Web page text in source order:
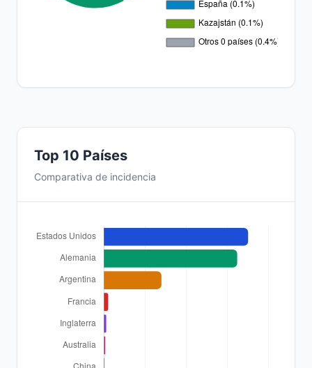
Top 10 Países
Comparativa de incidencia